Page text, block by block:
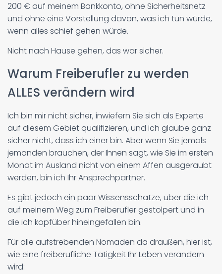
200 € auf meinem Bankkonto, ohne Sicherheitsnetz
und ohne eine Vorstellung davon, was ich tun würde,
wenn alles schief gehen würde.
Nicht nach Hause gehen, das war sicher.
Warum Freiberufler zu werden
ALLES verändern wird
Ich bin mir nicht sicher, inwiefern Sie sich als Experte
auf diesem Gebiet qualifizieren, und ich glaube ganz
sicher nicht, dass ich einer bin. Aber wenn Sie jemals
jemanden brauchen, der Ihnen sagt, wie Sie im ersten
Monat im Ausland nicht von einem Affen ausgeraubt
werden, bin ich Ihr Ansprechpartner.
Es gibt jedoch ein paar Wissensschätze, über die ich
auf meinem Weg zum Freiberufler gestolpert und in
die ich kopfüber hineingefallen bin.
Für alle aufstrebenden Nomaden da draußen, hier ist,
wie eine freiberufliche Tätigkeit Ihr Leben verändern
wird: